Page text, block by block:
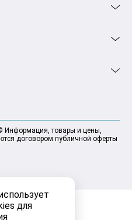
для
Информация, товары и цены,
договором публичной оферты